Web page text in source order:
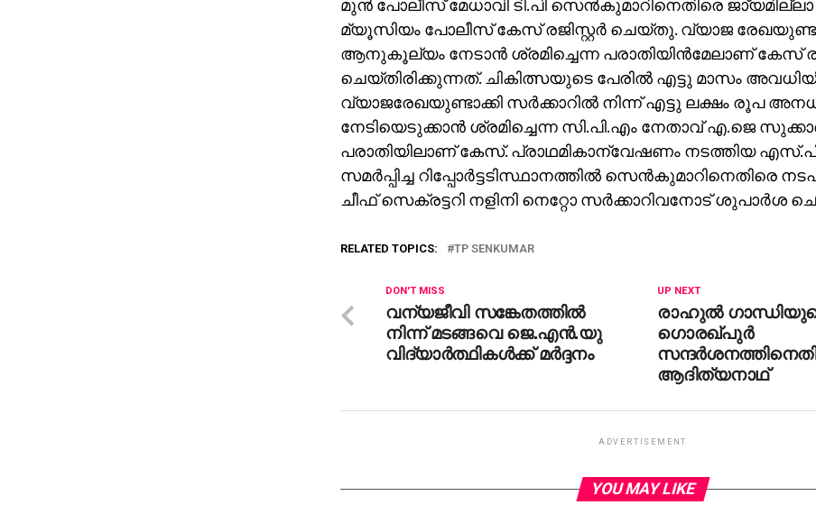
മുന്‍ പോലീസ് മേധാവി ടി.പി സെന്‍കുമാറിനെതിരെ
മ്യൂസിയം പോലീസ് കേസ് രജിസ്റ്റര്‍ ചെയ്തു. വ്യാജ
ആനുകൂല്യം നേടാന്‍ ശ്രമിച്ചെന്ന പരാതിയിന്‍മേലാണ് കേസ്
ചെയ്തിരിക്കുന്നത്. ചികിത്സയുടെ പേരില്‍ എട്ടു മാസം
വ്യാജരേഖയുണ്ടാക്കി സര്‍ക്കാറില്‍ നിന്ന് എട്ടു ലക്ഷം രൂപ
നേടിയെടുക്കാന്‍ ശ്രമിച്ചെന്ന സി.പി.എം നേതാവ് എ.ജെ
പരാതിയിലാണ് കേസ്. പ്രാഥമികാന്വേഷണം നടത്തിയ
സമര്‍പ്പിച്ച റിപ്പോര്‍ട്ടടിസ്ഥാനത്തില്‍ സെന്‍കുമാറിനെതിരെ
ചീഫ് സെക്രട്ടറി നളിനി നെറ്റോ സര്‍ക്കാറിവനോട് ശുപാര്‍ശ
RELATED TOPICS: TP SENKUMAR
UP NEXT
രാഹുല്‍
ഗൊരഖ്പുര്‍
ആദിത്യനാഥ്
DON'T MISS
വന്യജീവി സങ്കേതത്തില്‍
നിന്ന് മടങ്ങവെ ജെ.എന്‍.യു
വിദ്യാര്‍ത്ഥികള്‍ക്ക് മര്‍ദ്ദനം
ADVERTISEMENT
YOU MAY LIKE